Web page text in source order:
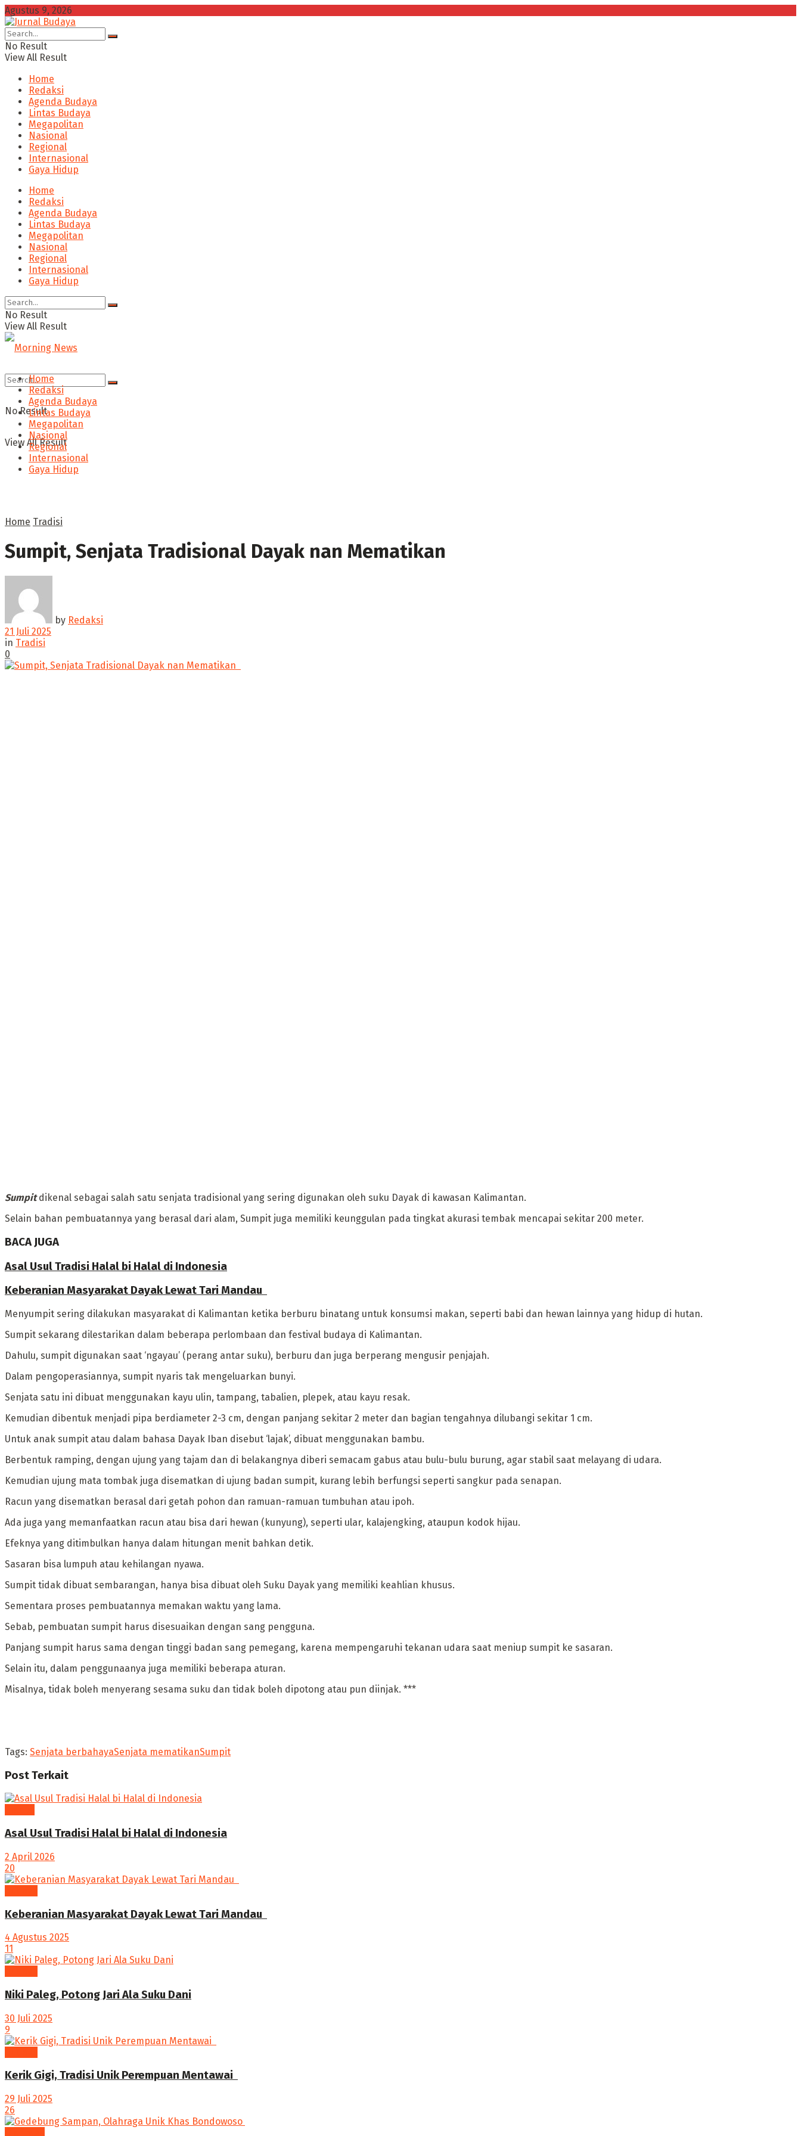
Agustus 9, 2026
No Result
View All Result
Home
Redaksi
Agenda Budaya
Lintas Budaya
Megapolitan
Nasional
Regional
Internasional
Gaya Hidup
Home
Redaksi
Agenda Budaya
Lintas Budaya
Megapolitan
Nasional
Regional
Internasional
Gaya Hidup
No Result
View All Result
No Result
View All Result
Home
Redaksi
Agenda Budaya
Lintas Budaya
Megapolitan
Nasional
Regional
Internasional
Gaya Hidup
Home Tradisi
Sumpit, Senjata Tradisional Dayak nan Mematikan ‎
by Redaksi
21 Juli 2025
in Tradisi
0
Sumpitdikenal sebagai salah satu senjata tradisional yang sering digunakan oleh suku Dayak di kawasan Kalimantan.
Selain bahan pembuatannya yang berasal dari alam, Sumpit juga memiliki keunggulan pada tingkat akurasi tembak mencapai sekitar 200 meter.
BACA JUGA
Asal Usul Tradisi Halal bi Halal di Indonesia
Keberanian Masyarakat Dayak Lewat Tari Mandau ‎
‎Menyumpit sering dilakukan masyarakat di Kalimantan ketika berburu binatang untuk konsumsi makan, seperti babi dan hewan lainnya yang hidup di hutan.
‎Sumpit sekarang dilestarikan dalam beberapa perlombaan dan festival budaya di Kalimantan.
‎Dahulu, sumpit digunakan saat ‘ngayau’ (perang antar suku), berburu dan juga berperang mengusir penjajah.
Dalam pengoperasiannya, sumpit nyaris tak mengeluarkan bunyi.
‎Senjata satu ini dibuat menggunakan kayu ulin, tampang, tabalien, plepek, atau kayu resak.
Kemudian dibentuk menjadi pipa berdiameter 2-3 cm, dengan panjang sekitar 2 meter dan bagian tengahnya dilubangi sekitar 1 cm.
‎Untuk anak sumpit atau dalam bahasa Dayak Iban disebut ‘lajak’, dibuat menggunakan bambu.
Berbentuk ramping, dengan ujung yang tajam dan di belakangnya diberi semacam gabus atau bulu-bulu burung, agar stabil saat melayang di udara.
Kemudian ujung mata tombak juga disematkan di ujung badan sumpit, kurang lebih berfungsi seperti sangkur pada senapan.
‎Racun yang disematkan berasal dari getah pohon dan ramuan-ramuan tumbuhan atau ipoh.
Ada juga yang memanfaatkan racun atau bisa dari hewan (kunyung), seperti ular, kalajengking, ataupun kodok hijau.
‎Efeknya yang ditimbulkan hanya dalam hitungan menit bahkan detik.
Sasaran bisa lumpuh atau kehilangan nyawa.
‎Sumpit tidak dibuat sembarangan, hanya bisa dibuat oleh Suku Dayak yang memiliki keahlian khusus.
Sementara proses pembuatannya memakan waktu yang lama.
‎Sebab, pembuatan sumpit harus disesuaikan dengan sang pengguna.
Panjang sumpit harus sama dengan tinggi badan sang pemegang, karena mempengaruhi tekanan udara saat meniup sumpit ke sasaran.
‎Selain itu, dalam penggunaanya juga memiliki beberapa aturan.
Misalnya, tidak boleh menyerang sesama suku dan tidak boleh dipotong atau pun diinjak. ***
Tags: Senjata berbahayaSenjata mematikanSumpit
PostTerkait
Asal Usul Tradisi Halal bi Halal di Indonesia
2 April 2026
20
Keberanian Masyarakat Dayak Lewat Tari Mandau ‎
4 Agustus 2025
11
Niki Paleg, Potong Jari Ala Suku Dani
30 Juli 2025
9
‎Kerik Gigi, Tradisi Unik Perempuan Mentawai ‎
29 Juli 2025
26